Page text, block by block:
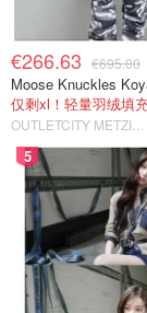
€266.63 €695.00
仅剩xl！轻量羽绒填
5